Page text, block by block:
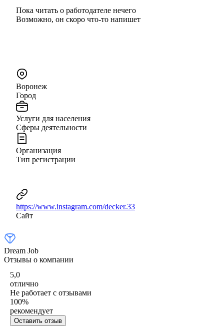
Пока читать о работодателе нечего
Возможно, он скоро что‑то напишет
Воронеж
Город
Услуги для населения
Сферы деятельности
Организация
Тип регистрации
https://www.instagram.com/decker.33
Сайт
Dream Job
Отзывы о компании
5,0
отлично
Не работает с отзывами
100%
рекомендует
Оставить отзыв